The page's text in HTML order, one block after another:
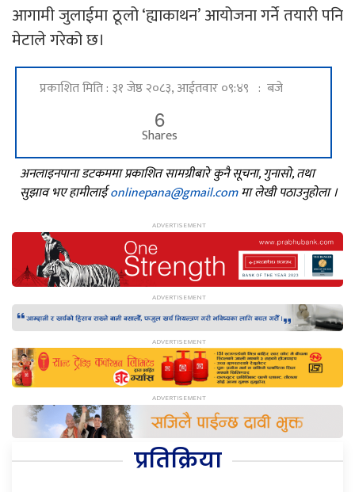
आगामी जुलाईमा ठूलो ‘ह्याकाथन’ आयोजना गर्ने तयारी पनि
मेटाले गरेको छ।
प्रकाशित मिति : ३१ जेष्ठ २०८३, आईतवार ०९:४९ : बजे
6
Shares
अनलाइनपाना डटकममा प्रकाशित सामग्रीबारे कुनै सूचना, गुनासो, तथा
सुझाव भए हामीलाईonlinepana@gmail.comमा लेखी पठाउनुहोला ।
प्रतिक्रिया